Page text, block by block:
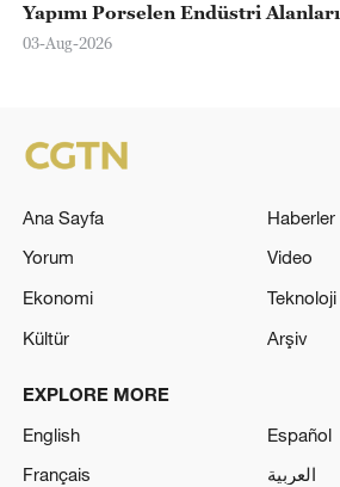
Yapımı Porselen Endüstri Alanları
03-Aug-2026
Ana Sayfa
Haberler
Yorum
Video
Ekonomi
Teknoloji
Kültür
Arşiv
EXPLORE MORE
English
Español
Français
العربية